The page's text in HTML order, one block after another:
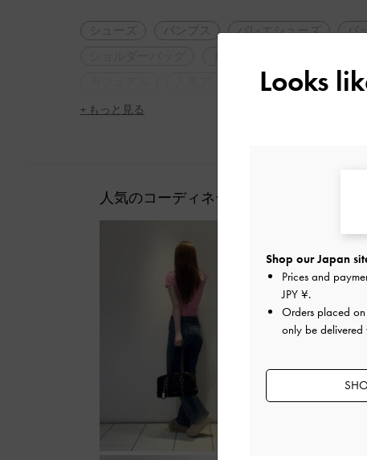
シューズ パンプス バレエシューズ
バ
トレンドアイテ
2WAY・3WAY
+ もっと見る
人気のコーディネート
Looks
Shop our Japan
Prices and
JPY ¥.
Orders placed on
only be delivered